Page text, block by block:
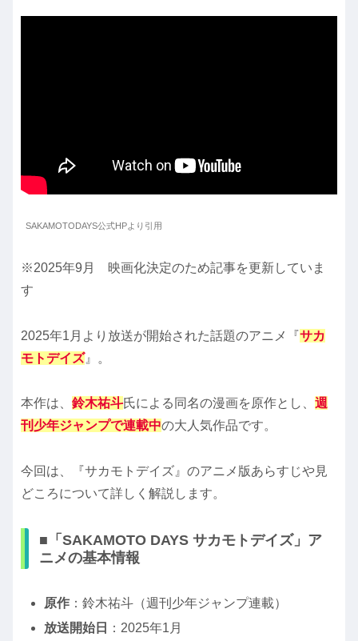
SAKAMOTODAYS公式HPより引用
※2025年9月 映画化決定のため記事を更新していま
す
2025年1月より放送が開始された話題のアニメ『サカ
モトデイズ』。
本作は、 鈴木祐斗氏による同名の漫画を原作とし、 週
刊少年ジャンプで連載中の大人気作品です。
今回は、『サカモトデイズ』のアニメ版あらすじや見
どころについて詳しく解説します。
■「SAKAMOTO DAYS サカモトデイズ」ア
ニメの基本情報
原作 ：鈴木祐斗（週刊少年ジャンプ連載）
放送開始日
：2025年1月